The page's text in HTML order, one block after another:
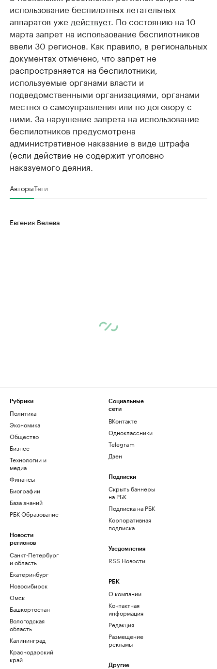
использование беспилотных летательных
аппаратов уже действует. По состоянию на 10
марта запрет на использование беспилотников
ввели 30 регионов. Как правило, в региональных
документах отмечено, что запрет не
распространяется на беспилотники,
используемые органами власти и
подведомственными организациями, органами
местного самоуправления или по договору с
ними. За нарушение запрета на использование
беспилотников предусмотрена
административное наказание в виде штрафа
(если действие не содержит уголовно
наказуемого деяния.
АвторыТеги
Евгения Велева
Рубрики
Политика
Экономика
Общество
Бизнес
Технологии и
медиа
Финансы
Биографии
База знаний
РБК Образование
Новости
регионов
Санкт-Петербург
и область
Екатеринбург
Новосибирск
Омск
Башкортостан
Вологодская
область
Калининград
Краснодарский
край
Социальные
сети
ВКонтакте
Одноклассники
Telegram
Дзен
Подписки
Скрыть баннеры
на РБК
Подписка на РБК
Корпоративная
подписка
Уведомления
RSS Новости
РБК
О компании
Контактная
информация
Редакция
Размещение
рекламы
Другие